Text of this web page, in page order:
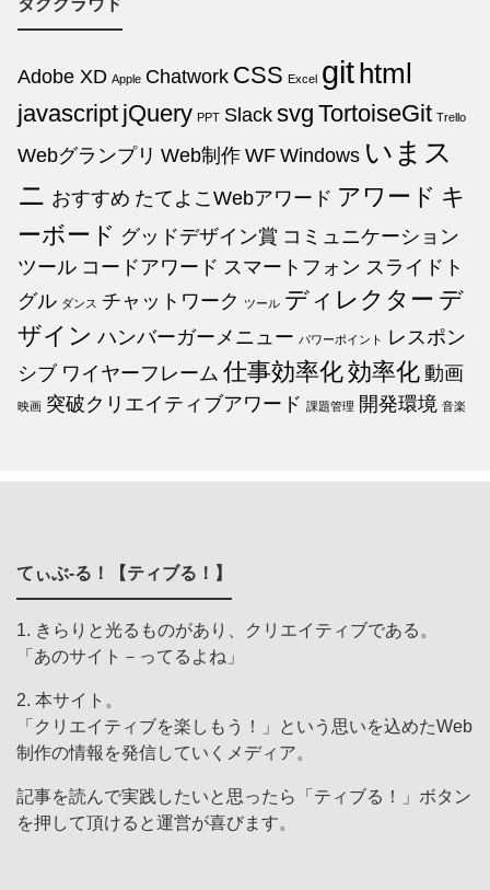
タグクラウド
Adobe XD Apple Chatwork CSS Excel githtml
javascript jQuery PPT Slack svg TortoiseGit Trello
Webグランプリ Web制作 WF Windows いまス
ニ おすすめ たてよこWebアワード アワード キ
ーボード グッドデザイン賞 コミュニケーション
ツール コードアワード スマートフォン スライドト
グル ダンス チャットワーク ツール ディレクター デ
ザイン ハンバーガーメニュー パワーポイント
レスポン
シブ ワイヤーフレーム 仕事効率化効率化 動画
映画 突破クリエイティブアワード 課題管理 開発環境 音楽
てぃぶ-る！【ティブる！】
1. きらりと光るものがあり、クリエイティブである。
「あのサイト－ってるよね」
2. 本サイト。
「クリエイティブを楽しもう！」という思いを込めたWeb
制作の情報を発信していくメディア。
記事を読んで実践したいと思ったら「ティブる！」ボタン
を押して頂けると運営が喜びます。